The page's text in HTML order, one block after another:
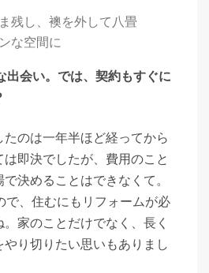
残し、襖を外して八畳
な空間に
出会い。では、契約もすぐに
のは一年半ほど経ってから
即決でしたが、費用のこと
決めることはできなくて。
で、住むにもリフォームが必
家のことだけでなく、長く
り切りたい思いもありまし